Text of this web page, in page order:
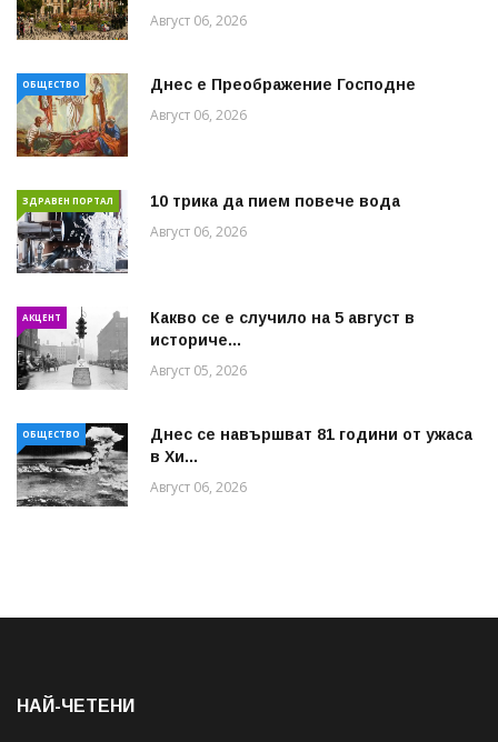
Август 06, 2026
ОБЩЕСТВО Днес е Преображение Господне
Август 06, 2026
ЗДРАВЕН ПОРТАЛ 10 трика да пием повече вода
Август 06, 2026
АКЦЕНТ
Какво се е случило на 5 август в
историче...
Август 05, 2026
ОБЩЕСТВО
Днес се навършват 81 години от ужаса
в Хи...
Август 06, 2026
НАЙ-ЧЕТЕНИ